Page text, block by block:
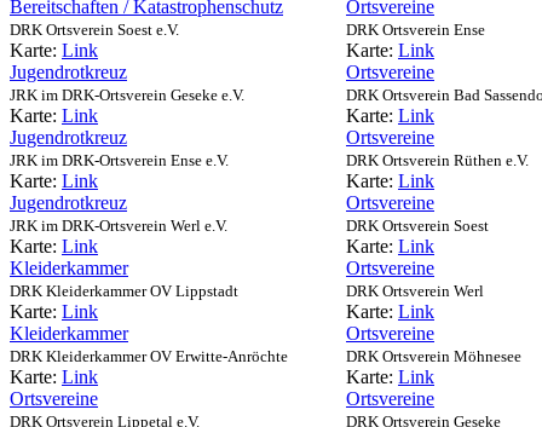
Bereitschaften / Katastrophenschutz
DRK Ortsverein Soest e.V.
Karte: Link
Ortsvereine
DRK Ortsverein Ense
Karte: Link
Jugendrotkreuz
JRK im DRK-Ortsverein Geseke e.V.
Karte: Link
Ortsvereine
DRK Ortsverein Bad
Karte: Link
Jugendrotkreuz
JRK im DRK-Ortsverein Ense e.V.
Karte: Link
Ortsvereine
DRK Ortsverein Rüthen e.V.
Karte: Link
Jugendrotkreuz
JRK im DRK-Ortsverein Werl e.V.
Karte: Link
Ortsvereine
DRK Ortsverein Soest
Karte: Link
Kleiderkammer
DRK Kleiderkammer OV Lippstadt
Karte: Link
Ortsvereine
DRK Ortsverein Werl
Karte: Link
Kleiderkammer
DRK Kleiderkammer OV Erwitte-Anröchte
Karte: Link
Ortsvereine
DRK Ortsverein Möhnesee
Karte: Link
Ortsvereine
DRK Ortsverein Lippetal e.V.
Ortsvereine
DRK Ortsverein Geseke